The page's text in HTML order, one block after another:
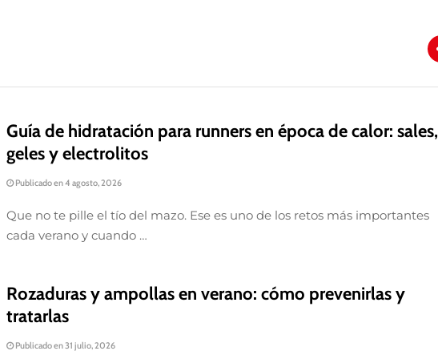
Guía de hidratación para runners en época de calor: sales,
geles y electrolitos
Publicado en 4 agosto, 2026
Que no te pille el tío del mazo. Ese es uno de los retos más importantes
cada verano y cuando …
Rozaduras y ampollas en verano: cómo prevenirlas y
tratarlas
Publicado en 31 julio, 2026